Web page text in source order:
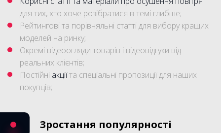
для тих, хто хоче розібратися в темі глибше;
Рейтингові та порівняльні статті для вибору кращих
моделей на ринку;
Окремі відеоогляди товарів і відеовідгуки від
реальних клієнтів;
Постійні акціїта спеціальні пропозиції для наших
покупців;
Зростання популярності